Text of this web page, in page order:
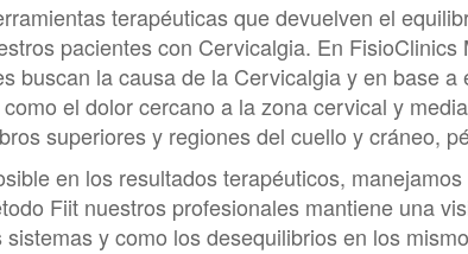
sistema nervioso para determinar si hay
gammagrafía ósea y resonancia
terapéuticas que devuelven el
pacientes con Cervicalgia. En
buscan la causa de la Cervicalgia y en base
el dolor cercano a la zona cervical y
superiores y regiones del cuello y cráneo,
en los resultados terapéuticos,
Fiit nuestros profesionales mantiene una
y como los desequilibrios en los